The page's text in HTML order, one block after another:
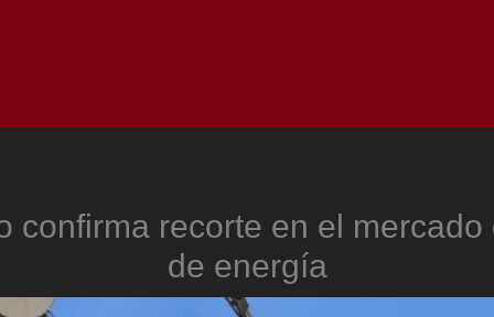
confirma recorte en el mercado
de energía